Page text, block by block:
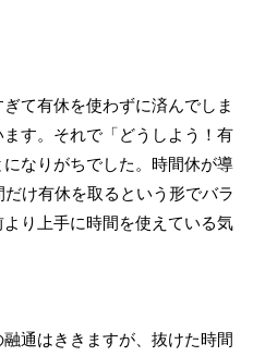
て有休を使わずに済んでしま
す。それで「どうしよう！有
なりがちでした。時間休が導
け有休を取るという形でバラ
り上手に時間を使えている気
通はききますが、抜けた時間